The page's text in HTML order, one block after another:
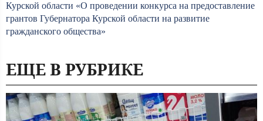
Курской области «О проведении конкурса на предоставление
грантов Губернатора Курской области на развитие
гражданского общества»
ЕЩЕ В РУБРИКЕ